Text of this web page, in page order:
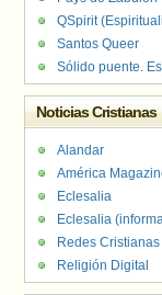
QSpirit
Santos Queer
Sólido puente.
Noticias Cristianas
Alandar
América
Eclesalia
Eclesalia
Redes Cristianas
Religión Digital